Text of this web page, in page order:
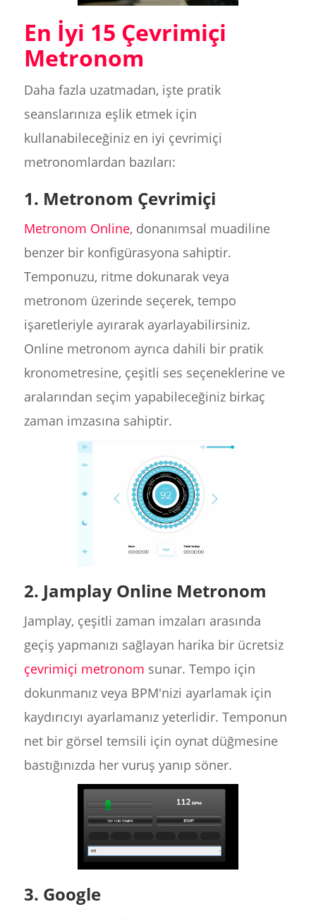
En İyi 15 Çevrimiçi
Metronom
Daha fazla uzatmadan, işte pratik
seanslarınıza eşlik etmek için
kullanabileceğiniz en iyi çevrimiçi
metronomlardan bazıları:
1. Metronom Çevrimiçi
Metronom Online, donanımsal muadiline
benzer bir konfigürasyona sahiptir.
Temponuzu, ritme dokunarak veya
metronom üzerinde seçerek, tempo
işaretleriyle ayırarak ayarlayabilirsiniz.
Online metronom ayrıca dahili bir pratik
kronometresine, çeşitli ses seçeneklerine ve
aralarından seçim yapabileceğiniz birkaç
zaman imzasına sahiptir.
2. Jamplay Online Metronom
Jamplay, çeşitli zaman imzaları arasında
geçiş yapmanızı sağlayan harika bir ücretsiz
çevrimiçi metronom sunar. Tempo için
dokunmanız veya BPM'nizi ayarlamak için
kaydırıcıyı ayarlamanız yeterlidir. Temponun
net bir görsel temsili için oynat düğmesine
bastığınızda her vuruş yanıp söner.
3. Google